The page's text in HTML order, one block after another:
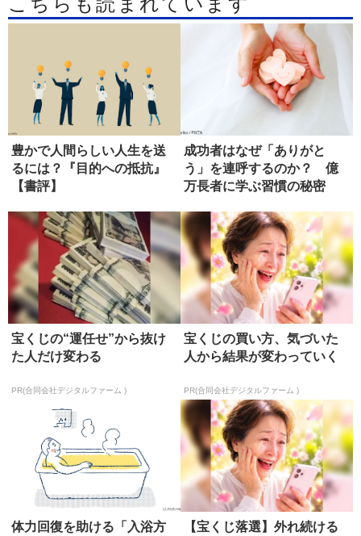
豊かで人間らしい人生を送
るには？『目的への抵抗』
【書評】
成功者はなぜ「ありがと
う」を連呼するのか？ 億
万長者に学ぶ習慣の秘密
宝くじの“運任せ”から抜け
た人だけ変わる
PR(合同会社デジタルファーム )
宝くじの買い方、気づいた
人から結果が変わっていく
PR(合同会社デジタルファーム )
体力回復を助ける「入浴方
【宝くじ落選】外れ続ける